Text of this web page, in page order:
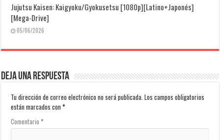
Jujutsu Kaisen: Kaigyoku/Gyokusetsu [1080p][Latino+Japonés]
[Mega-Drive]
05/06/2026
Deja una respuesta
Tu dirección de correo electrónico no será publicada. Los campos obligatorios
están marcados con*
Comentario*